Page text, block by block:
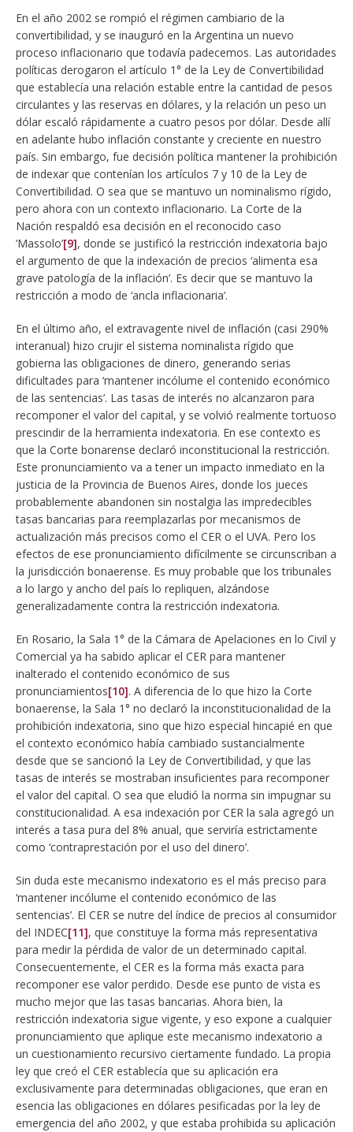
En el año 2002 se rompió el régimen cambiario de la
convertibilidad, y se inauguró en la Argentina un nuevo
proceso inflacionario que todavía padecemos. Las autoridades
políticas derogaron el artículo 1° de la Ley de Convertibilidad
que establecía una relación estable entre la cantidad de pesos
circulantes y las reservas en dólares, y la relación un peso un
dólar escaló rápidamente a cuatro pesos por dólar. Desde allí
en adelante hubo inflación constante y creciente en nuestro
país. Sin embargo, fue decisión política mantener la prohibición
de indexar que contenían los artículos 7 y 10 de la Ley de
Convertibilidad. O sea que se mantuvo un nominalismo rígido,
pero ahora con un contexto inflacionario. La Corte de la
Nación respaldó esa decisión en el reconocido caso
‘Massolo’[9], donde se justificó la restricción indexatoria bajo
el argumento de que la indexación de precios ‘alimenta esa
grave patología de la inflación’. Es decir que se mantuvo la
restricción a modo de ‘ancla inflacionaria’.
En el último año, el extravagente nivel de inflación (casi 290%
interanual) hizo crujir el sistema nominalista rígido que
gobierna las obligaciones de dinero, generando serias
dificultades para ‘mantener incólume el contenido económico
de las sentencias’. Las tasas de interés no alcanzaron para
recomponer el valor del capital, y se volvió realmente tortuoso
prescindir de la herramienta indexatoria. En ese contexto es
que la Corte bonarense declaró inconstitucional la restricción.
Este pronunciamiento va a tener un impacto inmediato en la
justicia de la Provincia de Buenos Aires, donde los jueces
probablemente abandonen sin nostalgia las impredecibles
tasas bancarias para reemplazarlas por mecanismos de
actualización más precisos como el CER o el UVA. Pero los
efectos de ese pronunciamiento difícilmente se circunscriban a
la jurisdicción bonaerense. Es muy probable que los tribunales
a lo largo y ancho del país lo repliquen, alzándose
generalizadamente contra la restricción indexatoria.
En Rosario, la Sala 1° de la Cámara de Apelaciones en lo Civil y
Comercial ya ha sabido aplicar el CER para mantener
inalterado el contenido económico de sus
pronunciamientos[10]. A diferencia de lo que hizo la Corte
bonaerense, la Sala 1° no declaró la inconstitucionalidad de la
prohibición indexatoria, sino que hizo especial hincapié en que
el contexto económico había cambiado sustancialmente
desde que se sancionó la Ley de Convertibilidad, y que las
tasas de interés se mostraban insuficientes para recomponer
el valor del capital. O sea que eludió la norma sin impugnar su
constitucionalidad. A esa indexación por CER la sala agregó un
interés a tasa pura del 8% anual, que serviría estrictamente
como ‘contraprestación por el uso del dinero’.
Sin duda este mecanismo indexatorio es el más preciso para
‘mantener incólume el contenido económico de las
sentencias’. El CER se nutre del índice de precios al consumidor
del INDEC[11], que constituye la forma más representativa
para medir la pérdida de valor de un determinado capital.
Consecuentemente, el CER es la forma más exacta para
recomponer ese valor perdido. Desde ese punto de vista es
mucho mejor que las tasas bancarias. Ahora bien, la
restricción indexatoria sigue vigente, y eso expone a cualquier
pronunciamiento que aplique este mecanismo indexatorio a
un cuestionamiento recursivo ciertamente fundado. La propia
ley que creó el CER establecía que su aplicación era
exclusivamente para determinadas obligaciones, que eran en
esencia las obligaciones en dólares pesificadas por la ley de
emergencia del año 2002, y que estaba prohibida su aplicación